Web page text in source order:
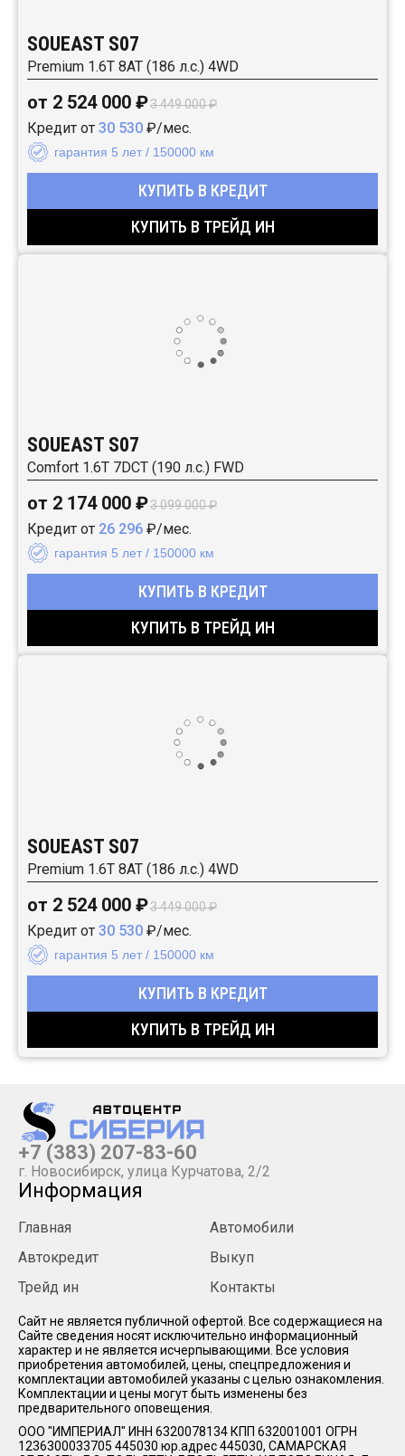
SOUEAST S07
Premium 1.6T 8AT (186 л.с.) 4WD
от 2 524 000 ₽3 449 000 ₽
Кредит от 30 530 ₽/мес.
гарантия 5 лет / 150000 км
КУПИТЬ В КРЕДИТ
КУПИТЬ В ТРЕЙД ИН
SOUEAST S07
Comfort 1.6T 7DCT (190 л.с.) FWD
от 2 174 000 ₽3 099 000 ₽
Кредит от 26 296 ₽/мес.
гарантия 5 лет / 150000 км
КУПИТЬ В КРЕДИТ
КУПИТЬ В ТРЕЙД ИН
SOUEAST S07
Premium 1.6T 8AT (186 л.с.) 4WD
от 2 524 000 ₽3 449 000 ₽
Кредит от 30 530 ₽/мес.
гарантия 5 лет / 150000 км
КУПИТЬ В КРЕДИТ
КУПИТЬ В ТРЕЙД ИН
+7 (383) 207-83-60
г. Новосибирск, улица Курчатова, 2/2
Информация
Главная
Автомобили
Автокредит
Выкуп
Трейд ин
Контакты
Cайт не является публичной офертой. Все содержащиеся на
Сайте сведения носят исключительно информационный
характер и не является исчерпывающими. Все условия
приобретения автомобилей, цены, спецпредложения и
комплектации автомобилей указаны с целью ознакомления.
Комплектации и цены могут быть изменены без
предварительного оповещения.
ООО "ИМПЕРИАЛ" ИНН 6320078134 КПП 632001001 ОГРН
1236300033705 445030 юр.адрес 445030, САМАРСКАЯ